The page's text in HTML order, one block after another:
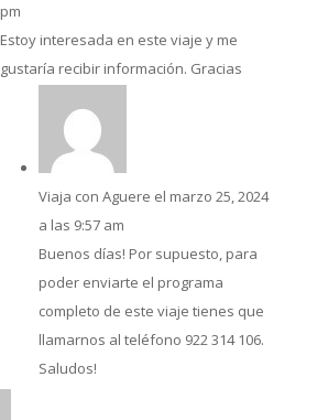
pm
Estoy interesada en este viaje y me
gustaría recibir información. Gracias
Viaja con Aguere el marzo 25, 2024
a las 9:57 am
Buenos días! Por supuesto, para
poder enviarte el programa
completo de este viaje tienes que
llamarnos al teléfono 922 314 106.
Saludos!